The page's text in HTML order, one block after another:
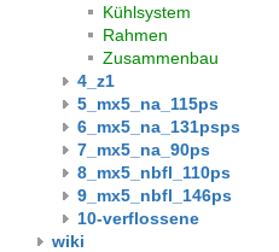
Kühlsystem
Rahmen
Zusammenbau
4_z1
5_mx5_na_115ps
6_mx5_na_131psps
7_mx5_na_90ps
8_mx5_nbfl_110ps
9_mx5_nbfl_146ps
10-verflossene
wiki